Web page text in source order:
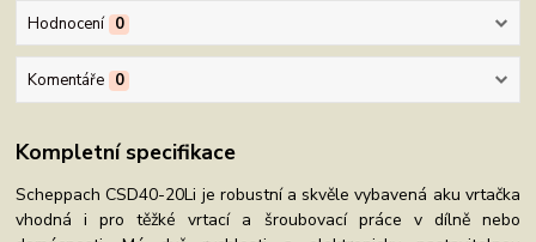
Hodnocení 0
Komentáře 0
Kompletní specifikace
Scheppach CSD40-20Li je robustní a skvěle vybavená aku vrtačka
vhodná i pro těžké vrtací a šroubovací práce v dílně nebo